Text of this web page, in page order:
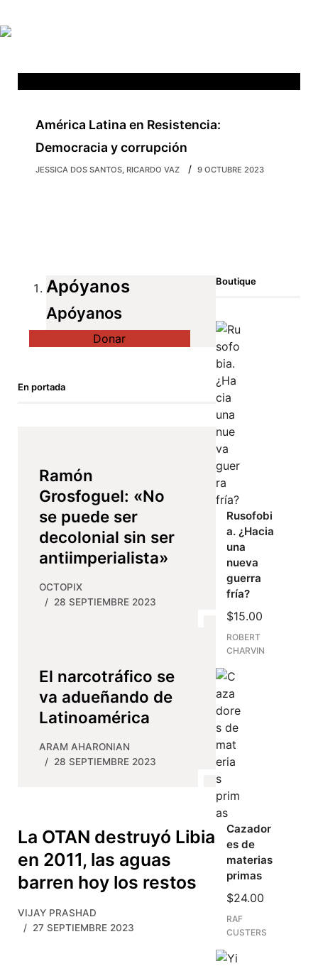
América Latina en Resistencia:
Democracia y corrupción
JESSICA DOS SANTOS, RICARDO VAZ 9 OCTUBRE 2023
Apóyanos
Apóyanos
Donar
En portada
Ramón
Grosfoguel: «No
se puede ser
decolonial sin ser
antiimperialista»
OCTOPIX
28 SEPTIEMBRE 2023
El narcotráfico se
va adueñando de
Latinoamérica
ARAM AHARONIAN
28 SEPTIEMBRE 2023
La OTAN destruyó Libia
en 2011, las aguas
barren hoy los restos
VIJAY PRASHAD
27 SEPTIEMBRE 2023
Boutique
Rusofobi
a. ¿Hacia
una
nueva
guerra
fría?
$15.00
ROBERT
CHARVIN
Cazador
es de
materias
primas
$24.00
RAF
CUSTERS